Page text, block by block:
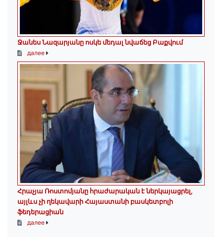
Ջանես Նազարյանը ոսկե մեդալ նվաճեց Բաքվում
далее
Հրաչյա Ռոստոմյանը հրաժարական է ներկայացրել,
այլևս չի ղեկավարի Հայաստանի բասկետբոլի
ֆեդերացիան
далее